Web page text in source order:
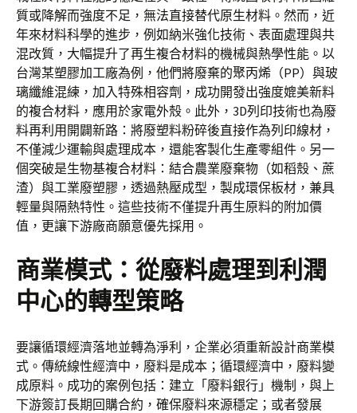
質或降解而強度不足，無法直接替代原生材料。然而，近
年來材料科學的進步，例如納米強化技術、表面處理與共
混改質，大幅提升了再生複合材料的機械與熱學性能。以
台灣某塑膠加工廠為例，他們將廢棄的聚丙烯（PP）與玻
璃纖維混練，加入特殊相容劑，成功開發出強度媲美新料
的複合材料，應用於家電外殼。此外，3D列印技術也為廢
料再利用開闢新路：將廢塑料粉碎後直接作為列印線材，
不僅減少運輸與處理成本，還能客製化生產零組件。另一
個突破是生物基複合材料：結合農業廢棄物（如稻殼、蔗
渣）與工業廢塑膠，透過熱壓成型，製成環保板材，兼具
輕量與隔熱特性。這些技術不僅提升再生原料的附加價
值，更讓下游廠商願意優先採用。
商業模式：從廢料處理到利潤
中心的轉型策略
要讓循環經濟落地並轉為淨利，企業必須重新設計商業模
式。傳統線性經濟中，廢料是成本；循環經濟中，廢料變
成原料。成功的案例包括：建立「廢料銀行」機制，與上
下游簽訂長期回購合約，確保廢料來源穩定；或者發展